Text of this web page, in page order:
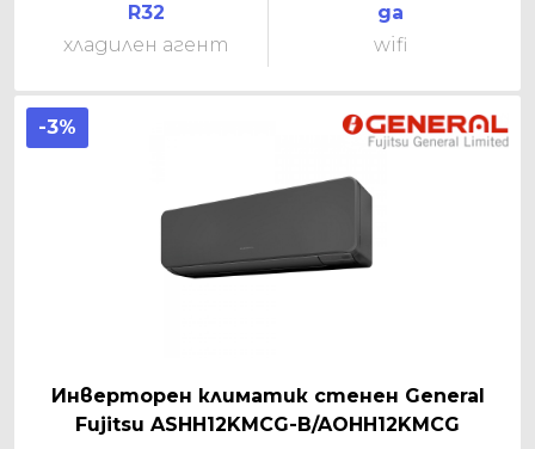
R32
хладилен агент
да
wifi
-3%
Инверторен климатик стенен General
Fujitsu ASHH12KMCG-B/AOHH12KMCG